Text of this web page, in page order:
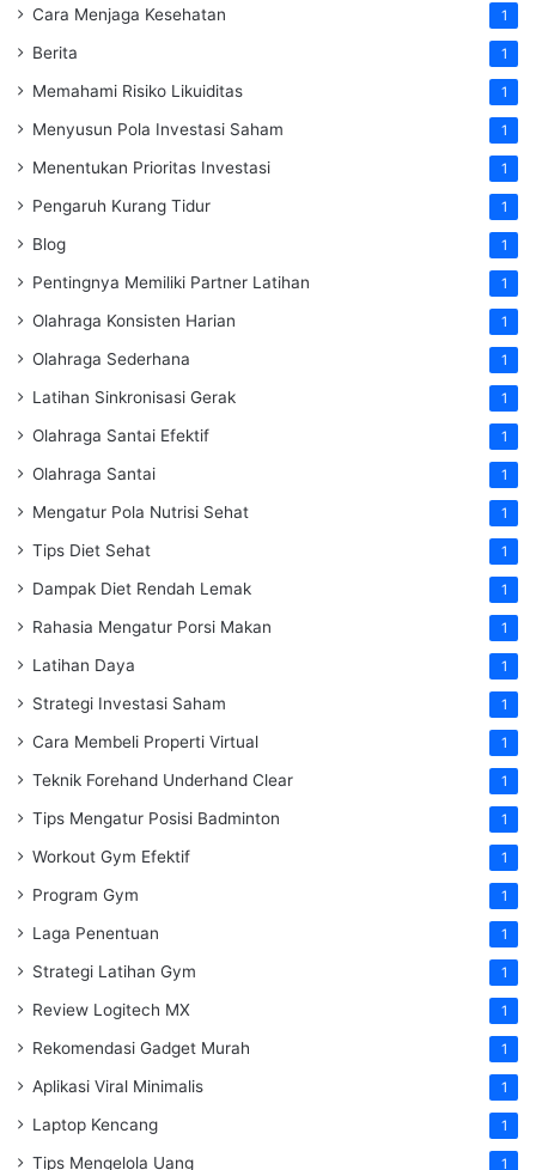
Cara Menjaga Kesehatan 1
Berita 1
Memahami Risiko Likuiditas 1
Menyusun Pola Investasi Saham 1
Menentukan Prioritas Investasi 1
Pengaruh Kurang Tidur 1
Blog 1
Pentingnya Memiliki Partner Latihan 1
Olahraga Konsisten Harian 1
Olahraga Sederhana 1
Latihan Sinkronisasi Gerak 1
Olahraga Santai Efektif 1
Olahraga Santai 1
Mengatur Pola Nutrisi Sehat 1
Tips Diet Sehat 1
Dampak Diet Rendah Lemak 1
Rahasia Mengatur Porsi Makan 1
Latihan Daya 1
Strategi Investasi Saham 1
Cara Membeli Properti Virtual 1
Teknik Forehand Underhand Clear 1
Tips Mengatur Posisi Badminton 1
Workout Gym Efektif 1
Program Gym 1
Laga Penentuan 1
Strategi Latihan Gym 1
Review Logitech MX 1
Rekomendasi Gadget Murah 1
Aplikasi Viral Minimalis 1
Laptop Kencang 1
Tips Mengelola Uang 1